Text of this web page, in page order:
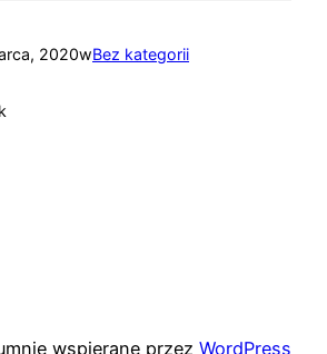
2020wBez kategorii
wspierane przez WordPress